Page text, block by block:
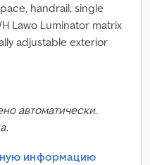
handrail, single
Lawo Luminator matrix
adjustable exterior
автоматически.
информацию